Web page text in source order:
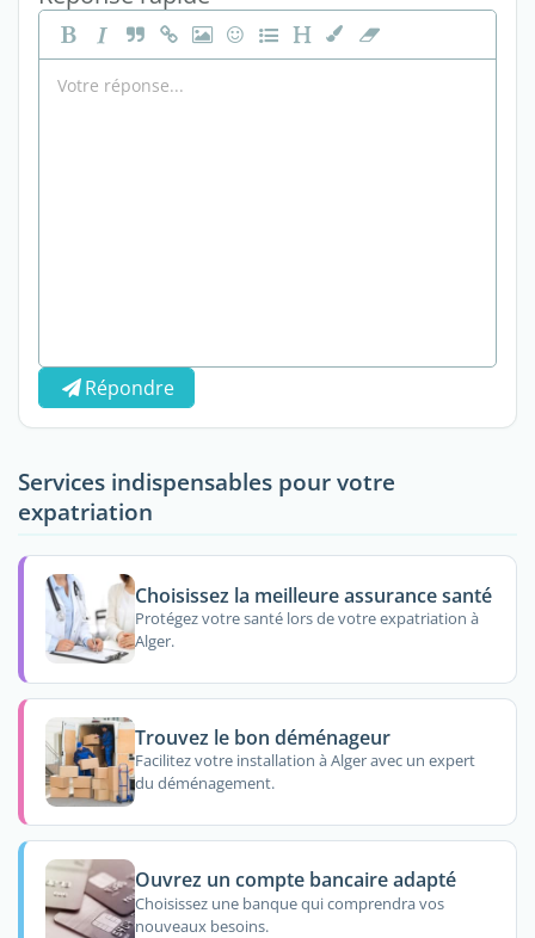
Répondre
Services indispensables pour votre
expatriation
Choisissez la meilleure assurance santé
Protégez votre santé lors de votre expatriation à
Alger.
Trouvez le bon déménageur
Facilitez votre installation à Alger avec un expert
du déménagement.
Ouvrez un compte bancaire adapté
Choisissez une banque qui comprendra vos
nouveaux besoins.